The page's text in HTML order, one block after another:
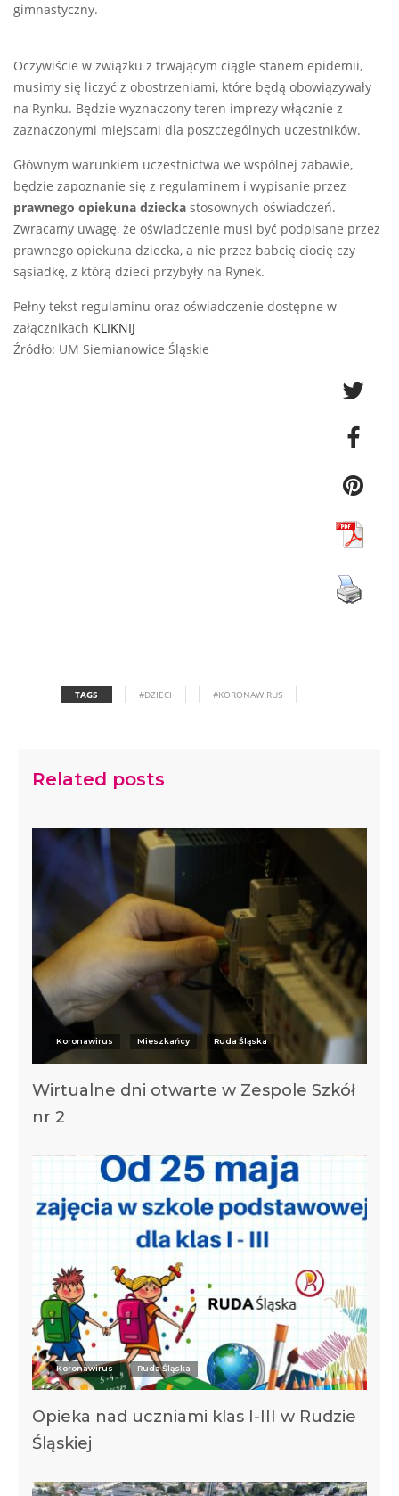
gimnastyczny.
Oczywiście w związku z trwającym ciągle stanem epidemii,
musimy się liczyć z obostrzeniami, które będą obowiązywały
na Rynku. Będzie wyznaczony teren imprezy włącznie z
zaznaczonymi miejscami dla poszczególnych uczestników.
Głównym warunkiem uczestnictwa we wspólnej zabawie,
będzie zapoznanie się z regulaminem i wypisanie przez
prawnego opiekuna dziecka stosownych oświadczeń.
Zwracamy uwagę, że oświadczenie musi być podpisane przez
prawnego opiekuna dziecka, a nie przez babcię ciocię czy
sąsiadkę, z którą dzieci przybyły na Rynek.
Pełny tekst regulaminu oraz oświadczenie dostępne w
załącznikach KLIKNIJ
Źródło: UM Siemianowice Śląskie
TAGS #DZIECI #KORONAWIRUS
Related posts
Koronawirus Mieszkańcy Ruda Śląska
Wirtualne dni otwarte w Zespole Szkół
nr 2
Koronawirus Ruda Śląska
Opieka nad uczniami klas I-III w Rudzie
Śląskiej